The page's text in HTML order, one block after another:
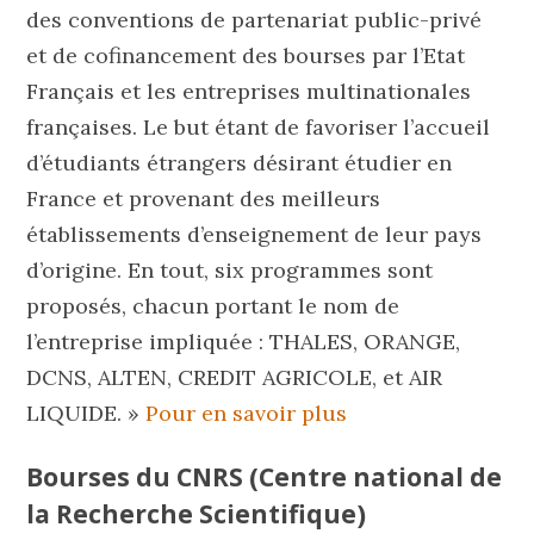
des conventions de partenariat public-privé
et de cofinancement des bourses par l’Etat
Français et les entreprises multinationales
françaises. Le but étant de favoriser l’accueil
d’étudiants étrangers désirant étudier en
France et provenant des meilleurs
établissements d’enseignement de leur pays
d’origine. En tout, six programmes sont
proposés, chacun portant le nom de
l’entreprise impliquée : THALES, ORANGE,
DCNS, ALTEN, CREDIT AGRICOLE, et AIR
LIQUIDE. »Pour en savoir plus
Bourses du CNRS (Centre national de
la Recherche Scientifique)